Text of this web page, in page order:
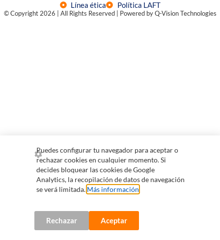
Línea ética
Política LAFT
© Copyright 2026 | All Rights Reserved | Powered by Q-Vision Technologies
Puedes configurar tu navegador para aceptar o
rechazar cookies en cualquier momento. Si
decides bloquear las cookies de Google
Analytics, la recopilación de datos de navegación
se verá limitada. Más información
Rechazar Aceptar